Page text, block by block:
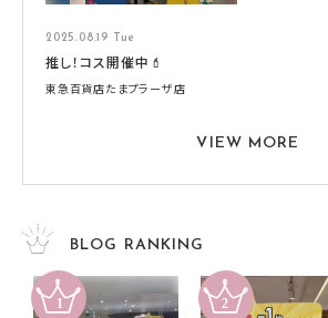
2025.08.19 Tue
推し！コス開催中💄
東急百貨店たまプラーザ店
VIEW MORE
BLOG RANKING